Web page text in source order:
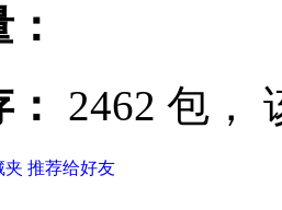
2462 包，
夹 推荐给好友